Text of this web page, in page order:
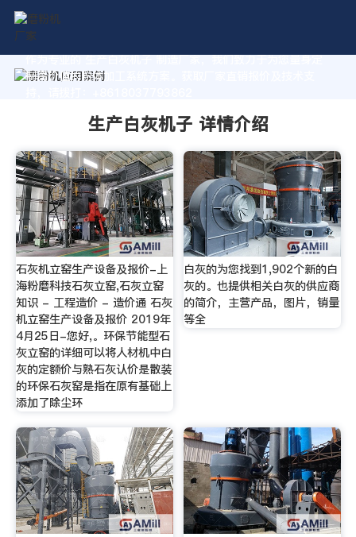
作为专业的 生产白灰机子 制造厂家，我们致力于为您量身定
制高价值的粉体加工系统方案。获取厂家直销报价及技术支
生产白灰机子 详情介绍
石灰机立窑生产设备及报价-上
海粉磨科技石灰立窑,石灰立窑
知识 - 工程造价 - 造价通 石灰
机立窑生产设备及报价 2019年
4月25日-您好,。环保节能型石
灰立窑的详细可以将人材机中白
灰的定额价与熟石灰认价是散装
的环保石灰窑是指在原有基础上
添加了除尘环
白灰的为您找到1,902个新的白
灰的。也提供相关白灰的供应商
的简介，主营产品，图片，销量
等全